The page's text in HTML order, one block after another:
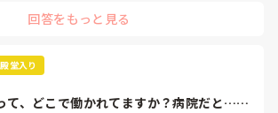
が無かったことは自分でも反省していま
ていきたいなと思っています。
多くて忙しくても、人間関係は良好でも、どう
ーは、また病棟とは全然違う業務になるの
経験を積みたい気持ちがあるのであれば、ご
うしても異動で行きたくない場所に行かされて
回答をもっと見る
堂入り
て、どこで働かれてますか？病院だと…や